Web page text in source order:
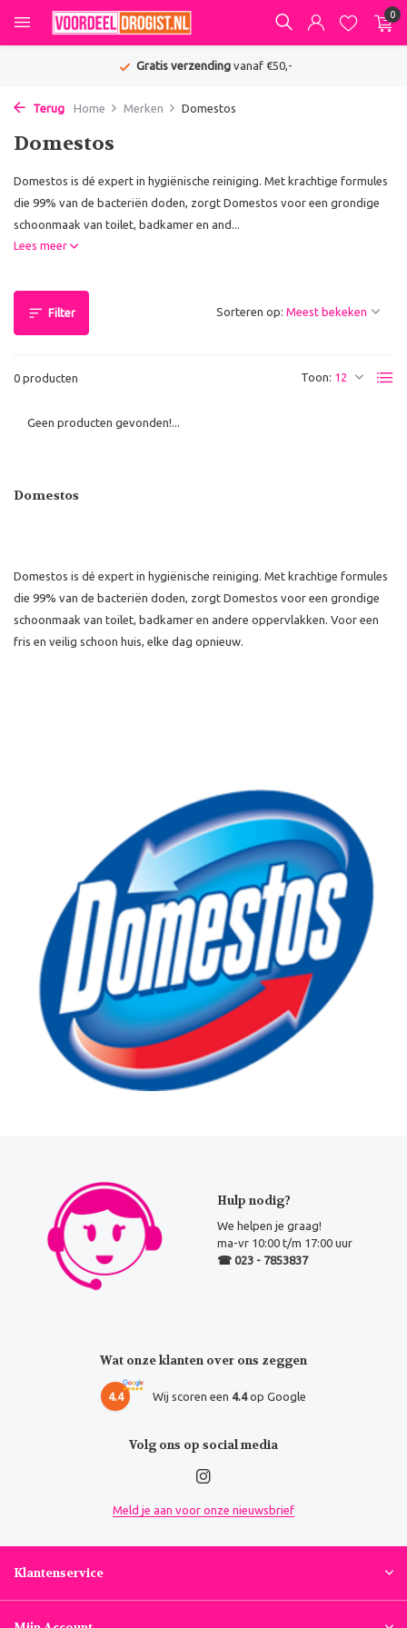
0
Gratis verzendingvanaf €50,-
Terug Home Merken Domestos
Domestos
Domestos is dé expert in hygiënische reiniging. Met krachtige formules
die 99% van de bacteriën doden, zorgt Domestos voor een grondige
schoonmaak van toilet, badkamer en and...
Lees meer
Filter
0 producten Toon:
Sorteren op:
Geen producten gevonden!...
Domestos
Domestos is dé expert in hygiënische reiniging. Met krachtige formules
die 99% van de bacteriën doden, zorgt Domestos voor een grondige
schoonmaak van toilet, badkamer en andere oppervlakken. Voor een
fris en veilig schoon huis, elke dag opnieuw.
Hulp nodig?
We helpen je graag!
ma-vr 10:00 t/m 17:00 uur
☎ 023 - 7853837
Wat onze klanten over ons zeggen
4.4 Wij scoren een 4.4op Google
Volg ons op social media
Meld je aan voor onze nieuwsbrief
Klantenservice